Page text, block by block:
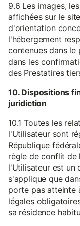
9.6 Les images,
affichées sur le
d'orientation
l'hébergement
contenues dans le
dans les
des Prestatires
10. Dispositions
juridiction
10.1 Toutes les
l'Utilisateur sont
République
règle de conflit de
l'Utilisateur est un
s'applique que
porte pas atteinte
légales
sa résidence